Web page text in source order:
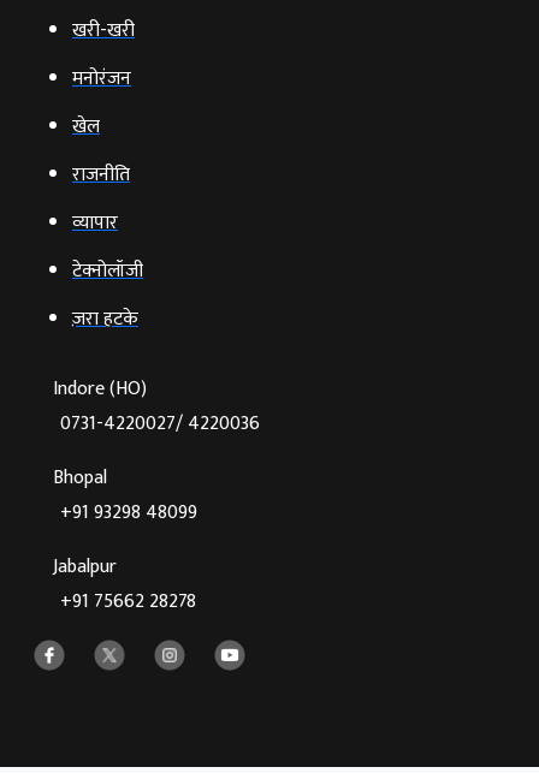
खरी-खरी
मनोरंजन
खेल
राजनीति
व्‍यापार
टेक्‍नोलॉजी
ज़रा हटके
Indore (HO)
0731-4220027/ 4220036
Bhopal
+91 93298 48099
Jabalpur
+91 75662 28278